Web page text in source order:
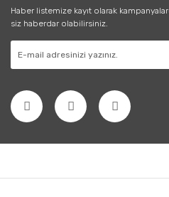
Haber listemize kayıt olarak
siz haberdar olabilirsiniz.